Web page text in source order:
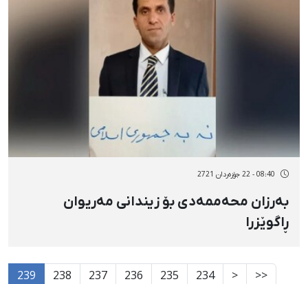
08:40 - 22 جۆزەردان 2721
بەرزان محەممەدی بۆ زیندانی مەریوان
ڕاگوێزرا
<<
<
234
235
236
237
238
239